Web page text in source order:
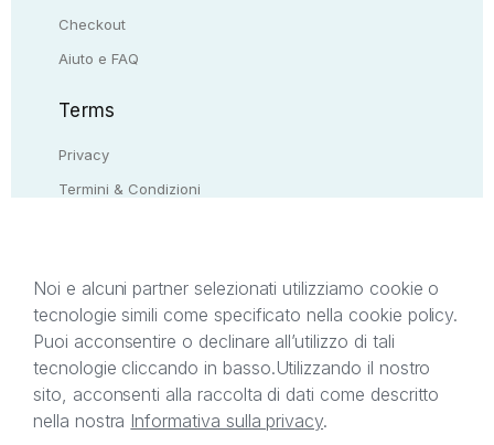
Checkout
Aiuto e FAQ
Terms
Privacy
Termini & Condizioni
Il presente sito web è di proprietà di StreetLib S.r.l.
C.F. e P.IVA 05338720963. StreetLib S.r.l. è
titolare di tutti i diritti di proprietà intellettuale
afferenti ai marchi, loghi e segni distintivi presenti
sul sito web. Si invita l’utente a prendere visione
Noi e alcuni partner selezionati utilizziamo cookie o
tecnologie simili come specificato nella cookie policy.
Puoi acconsentire o declinare all’utilizzo di tali
tecnologie cliccando in basso.Utilizzando il nostro
sito, acconsenti alla raccolta di dati come descritto
nella nostra Informativa sulla privacy.